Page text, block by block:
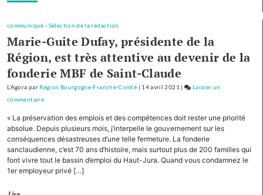
plan
d’investissement
pour
montagne
communiqué - Sélection de la rédaction
Marie-Guite Dufay, présidente de la
Région, est très attentive au devenir de la
fonderie MBF de Saint-Claude
L'Agora par Region Bourgogne-Franche-Comté | 14 avril 2021 |
Laisser un
commentaireon
autres
Régions,
la
Bourgogne-
« La préservation des emplois et des compétences doit rester une priorité
absolue. Depuis plusieurs mois, j’interpelle le gouvernement sur les
conséquences désastreuses d’une telle fermeture. La fonderie
sanclaudienne, c’est 70 ans d’histoire, mais surtout plus de 200 familles qui
font vivre tout le bassin d’emploi du Haut-Jura. Quand vous condamnez le
1er employeur privé […]